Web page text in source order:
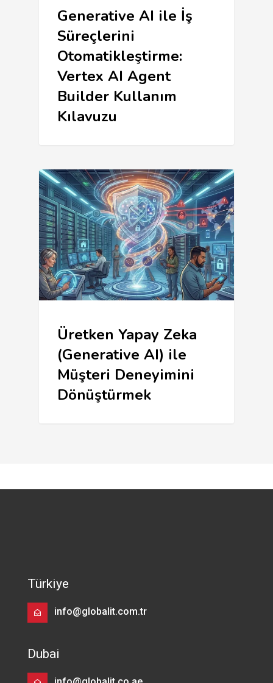
Generative AI ile İş
Süreçlerini
Otomatikleştirme:
Vertex AI Agent
Builder Kullanım
Kılavuzu
Üretken Yapay Zeka
(Generative AI) ile
Müşteri Deneyimini
Dönüştürmek
Türkiye
info@globalit.com.tr
Dubai